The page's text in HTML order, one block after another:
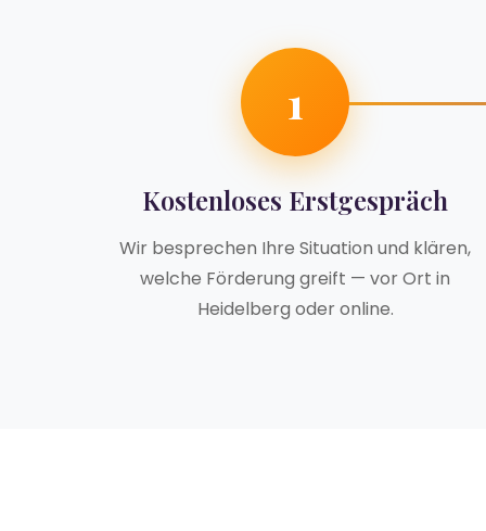
1
Kostenloses Erstgespräch
Wir besprechen Ihre Situation und klären,
welche Förderung greift — vor Ort in
Heidelberg oder online.